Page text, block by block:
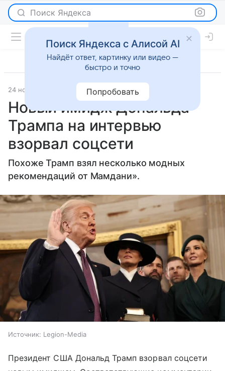
Поиск Яндекса
24 ноября 2025 Lenta.Ru Светская жизнь
Новый имидж Дональда
Трампа на интервью
взорвал соцсети
Похоже Трамп взял несколько модных
рекомендаций от Мамдани».
Источник: Legion-Media
Президент США Дональд Трамп взорвал соцсети
Поиск Яндекса с Алисой AI
Найдёт ответ, картинку или видео —
быстро и точно
Попробовать